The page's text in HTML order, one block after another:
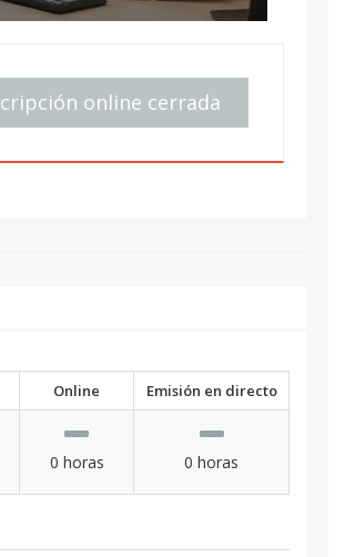
online cerrada
Online Emisión en directo
0 horas 0 horas